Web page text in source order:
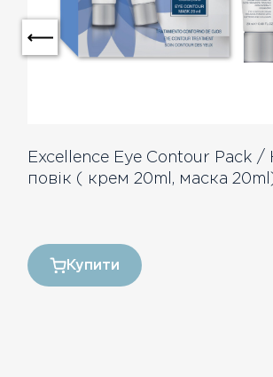
Excellence Eye Contour Pack /
повік ( крем 20ml, маска
Купити